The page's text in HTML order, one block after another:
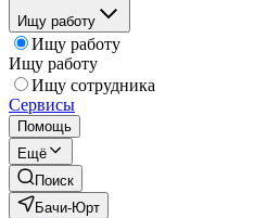
Ищу работу
Ищу работу
Ищу работу
Ищу сотрудника
Сервисы
Помощь
Ещё
Поиск
Бачи-Юрт